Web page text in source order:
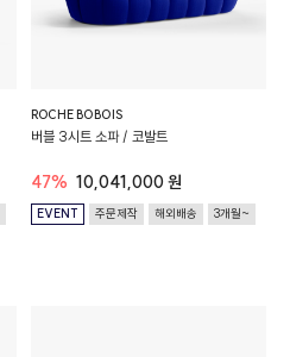
ROCHE BOBOIS
버블 3시트 소파 / 코발트
47% 10,041,000 원
EVENT 주문제작 해외배송 3개월~